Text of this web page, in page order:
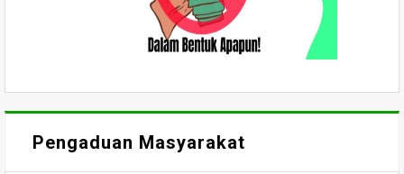
Pengaduan Masyarakat